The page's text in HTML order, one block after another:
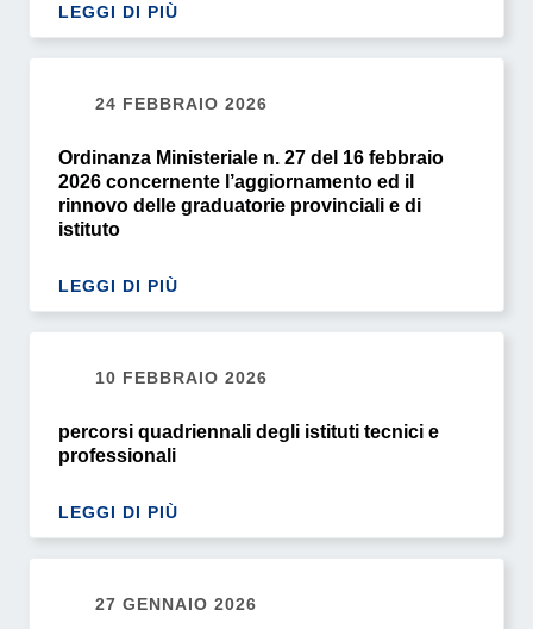
LEGGI DI PIÙ
24 FEBBRAIO 2026
Ordinanza Ministeriale n. 27 del 16 febbraio
2026 concernente l’aggiornamento ed il
rinnovo delle graduatorie provinciali e di
istituto
LEGGI DI PIÙ
10 FEBBRAIO 2026
percorsi quadriennali degli istituti tecnici e
professionali
LEGGI DI PIÙ
27 GENNAIO 2026